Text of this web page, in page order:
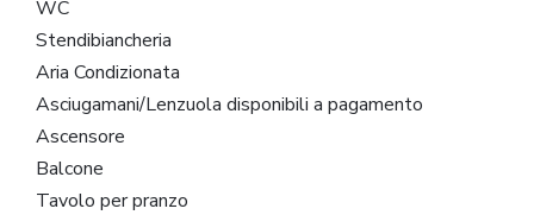
WC
Stendibiancheria
Aria Condizionata
Asciugamani/Lenzuola disponibili a pagamento
Ascensore
Balcone
Tavolo per pranzo